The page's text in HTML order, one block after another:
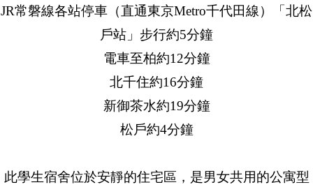
JR常磐線各站停車（直通東京Metro千代田線）「北松
戶站」步行約5分鐘
電車至柏約12分鐘
北千住約16分鐘
新御茶水約19分鐘
松戶約4分鐘
此學生宿舍位於安靜的住宅區，是男女共用的公寓型